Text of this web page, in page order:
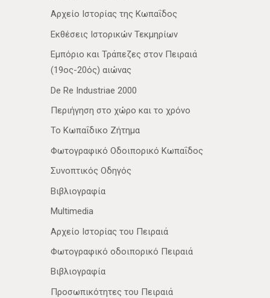
Αρχείο Ιστορίας της Κωπαΐδος
Εκθέσεις Ιστορικών Τεκμηρίων
Εμπόριο και Τράπεζες στον Πειραιά
(19ος-20ός) αιώνας
De Re Industriae 2000
Περιήγηση στο χώρο και το χρόνο
Το Κωπαΐδικο Ζήτημα
Φωτογραφικό Οδοιπορικό Κωπαΐδος
Συνοπτικός Οδηγός
Βιβλιογραφία
Multimedia
Αρχείο Ιστορίας του Πειραιά
Φωτογραφικό οδοιπορικό Πειραιά
Βιβλιογραφία
Προσωπικότητες του Πειραιά